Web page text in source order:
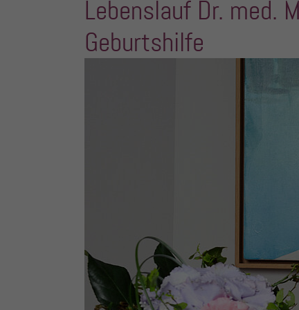
Lebenslauf Dr. med.
Geburtshilfe